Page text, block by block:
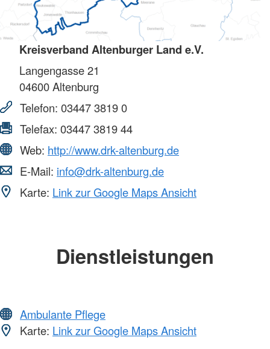
Kreisverband Altenburger Land e.V.
Langengasse 21
04600Altenburg
Telefon: 03447 3819 0
Telefax: 03447 3819 44
Web: http://www.drk-altenburg.de
E-Mail: info@drk-altenburg.de
Karte: Link zur Google Maps Ansicht
Dienstleistungen
Ambulante Pflege
Karte: Link zur Google Maps Ansicht